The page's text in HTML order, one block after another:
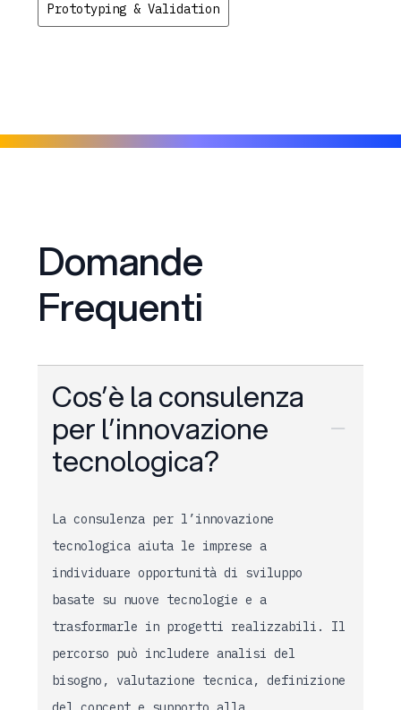
Prototyping & Validation
Domande
Frequenti
Cos’è la consulenza
per l’innovazione
tecnologica?
La consulenza per l’innovazione
tecnologica aiuta le imprese a
individuare opportunità di sviluppo
basate su nuove tecnologie e a
trasformarle in progetti realizzabili. Il
percorso può includere analisi del
bisogno, valutazione tecnica, definizione